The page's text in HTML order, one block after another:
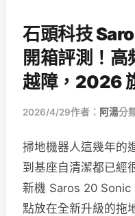
石頭科技
開箱評測！
越障，2026
2026/4/29作者： 阿湯分
掃地機器人這幾年的
到基座自清潔都已經
新機 Saros 20 Sonic
點放在全新升級的拖